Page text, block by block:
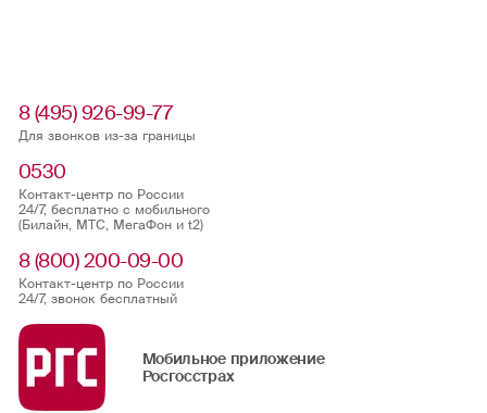
8 (495) 926-99-77
Для звонков из-за границы
0530
Контакт-центр по России
24/7, бесплатно с мобильного
(Билайн, МТС, МегаФон и t2)
8 (800) 200-09-00
Контакт-центр по России
24/7, звонок бесплатный
Мобильное приложение
Росгосстрах